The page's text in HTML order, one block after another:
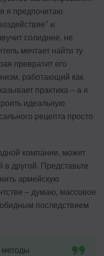
я предпочитаю
и
солиднее, не
мечтает найти ту
превратит его
работающий как
практика – а я
идеальную
рецепта просто
компании, может
в другой. Представьте
армейскую
– думаю, массовое
последствием
методы